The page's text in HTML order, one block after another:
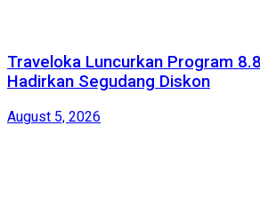
Traveloka Luncurkan Program
Hadirkan Segudang Diskon
August 5, 2026